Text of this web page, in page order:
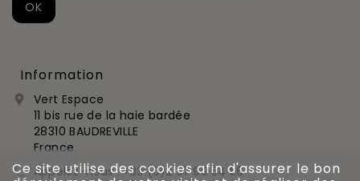
Information

Vert Espace
11 bis rue de la haie bardée
28310 BAUDREVILLE
France
 Appelez-nous :+33 (0)2 37 99 54 56
Ce site utilise des cookies afin d'assurer le bon